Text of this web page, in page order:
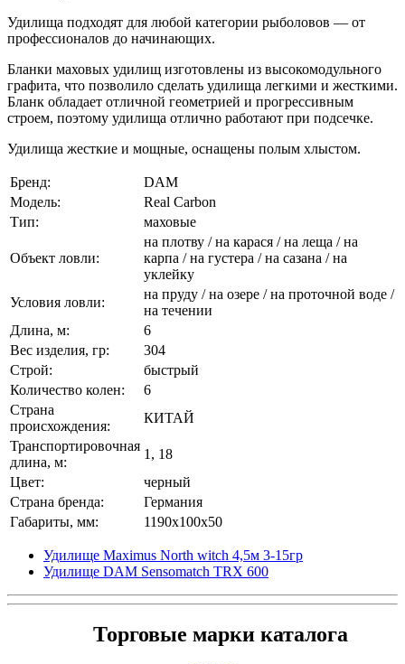
Удилища подходят для любой категории рыболовов — от
профессионалов до начинающих.
Бланки маховых удилищ изготовлены из высокомодульного
графита, что позволило сделать удилища легкими и жесткими.
Бланк обладает отличной геометрией и прогрессивным
строем, поэтому удилища отлично работают при подсечке.
Удилища жесткие и мощные, оснащены полым хлыстом.
Бренд:
DAM
Модель:
Real Carbon
Тип:
маховые
Объект ловли:
на плотву / на карася / на леща / на
карпа / на густера / на сазана / на
уклейку
Условия ловли:
на пруду / на озере / на проточной воде /
на течении
Длина, м:
6
Вес изделия, гр:
304
Строй:
быстрый
Количество колен:
6
Страна
происхождения:
КИТАЙ
Транспортировочная
длина, м:
1, 18
Цвет:
черный
Страна бренда:
Германия
Габариты, мм:
1190x100x50
Удилище Maximus North witch 4,5м 3-15гр
Удилище DAM Sensomatch TRX 600
Торговые марки каталога